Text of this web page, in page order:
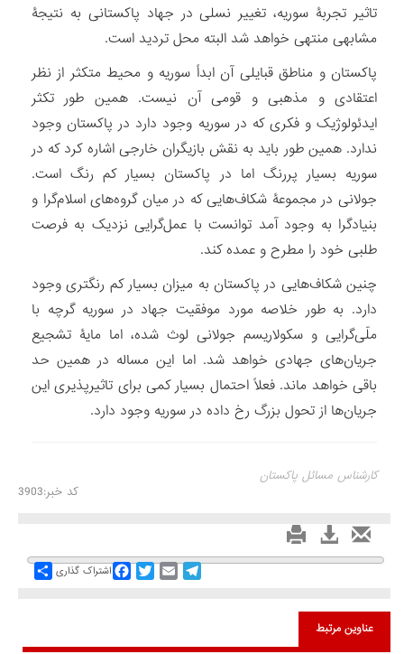
تاثیر تجربۀ سوریه، تغییر نسلی در جهاد پاکستانی به نتیجۀ
مشابهی منتهی خواهد شد البته محل تردید است.
پاکستان و مناطق قبایلی آن ابداً سوریه و محیط متکثر از نظر
اعتقادی و مذهبی و قومی آن نیست. همین طور تکثر
ایدئولوژیک و فکری که در سوریه وجود دارد در پاکستان وجود
ندارد. همین طور باید به نقش بازیگران خارجی اشاره کرد که در
سوریه بسیار پررنگ اما در پاکستان بسیار کم رنگ است.
جولانی در مجموعۀ شکاف‏‌هایی که در میان گروه‌‏های اسلام‌‏گرا و
بنیادگرا به وجود آمد توانست با عمل‌گرایی نزدیک به فرصت
طلبی خود را مطرح و عمده کند.
چنین شکاف‏‌هایی در پاکستان به میزان بسیار کم رنگ‏تری وجود
دارد. به طور خلاصه مورد موفقیت جهاد در سوریه گرچه با
ملّی‏‌گرایی و سکولاریسم جولانی لوث شده، اما مایۀ تشجیع
جریان‌های جهادی خواهد شد. اما این مساله در همین حد
باقی خواهد ماند. فعلاً احتمال بسیار کمی برای تاثیرپذیری این
جریان‌ها از تحول بزرگ رخ داده در سوریه وجود دارد.
کارشناس مسائل پاکستان
کد خبر:3903
Share اشتراک گذاری
FacebookTwitterEmail
Telegram
عناوین مرتبط